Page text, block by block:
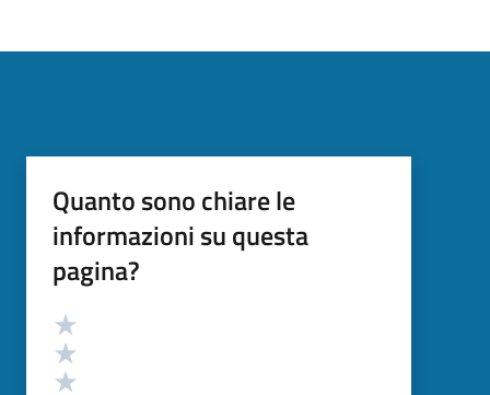
Quanto sono chiare le
informazioni su questa
pagina?
Valutazione